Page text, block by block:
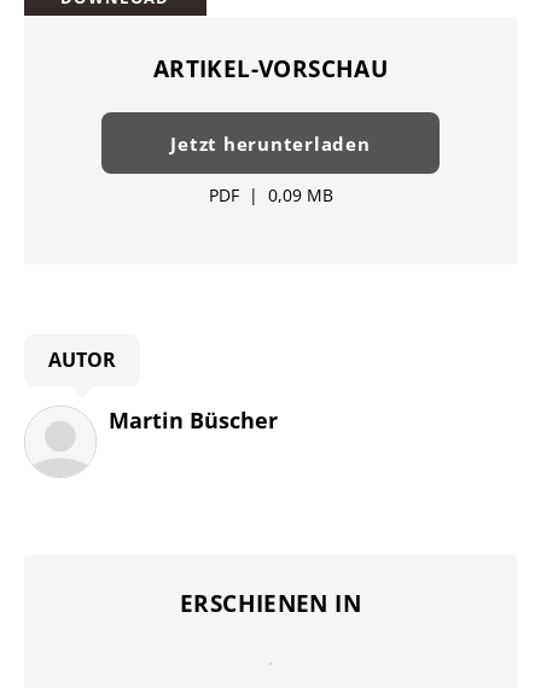
ARTIKEL-VORSCHAU
Jetzt herunterladen
PDF | 0,09 MB
AUTOR
Martin Büscher
ERSCHIENEN IN